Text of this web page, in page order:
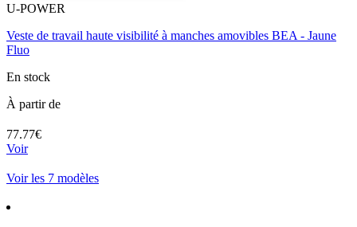
U-POWER
Veste de travail haute visibilité à manches amovibles BEA - Jaune
Fluo
En stock
À partir de
77.77€
Voir
Voir les 7 modèles